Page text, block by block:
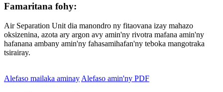
Famaritana fohy:
Air Separation Unit dia manondro ny fitaovana izay mahazo
oksizenina, azota ary argon avy amin'ny rivotra mafana amin'ny
hafanana ambany amin'ny fahasamihafan'ny teboka mangotraka
tsirairay.
Alefaso mailaka aminay Alefaso amin'ny PDF